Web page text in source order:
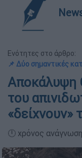
Ενότητες στο άρθρο:
📌 Δύο σημαντικές
Αποκάλυψη
του
«δείχνουν»
🕛 χρόνος